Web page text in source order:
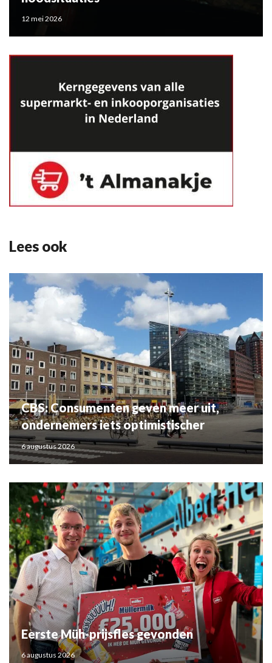
12 mei 2026
Lees ook
CBS: Consumenten geven meer uit,
ondernemers iets optimistischer
6 augustus 2026
Eerste Müh-prijsfles gevonden
6 augustus 2026